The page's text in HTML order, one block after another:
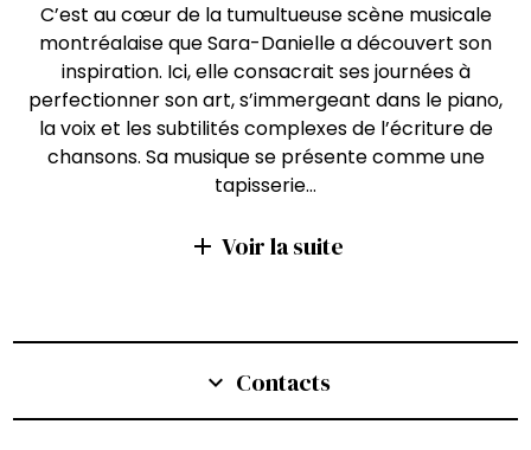
C’est au cœur de la tumultueuse scène musicale
montréalaise que Sara-Danielle a découvert son
inspiration. Ici, elle consacrait ses journées à
perfectionner son art, s’immergeant dans le piano,
la voix et les subtilités complexes de l’écriture de
chansons. Sa musique se présente comme une
tapisserie…
add Voir la suite
expand_more Contacts